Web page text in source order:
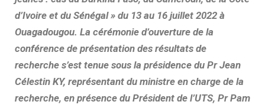
d’Ivoire et du Sénégal » du 13 au 16 juillet 2022 à
Ouagadougou. La cérémonie d’ouverture de la
conférence de présentation des résultats de
recherche s’est tenue sous la présidence du Pr Jean
Célestin KY, représentant du ministre en charge de la
recherche, en présence du Président de l’UTS, Pr Pam